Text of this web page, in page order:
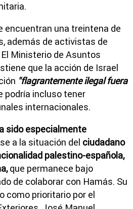
encuentran una treintena de
además de activistas de
Ministerio de Asuntos
que la acción de Israel
"flagrantemente ilegal fuera
podría incluso tener
internacionales.
sido especialmente
a la situación del ciudadano
palestino-española,
que permanece bajo
de colaborar con Hamás. Su
como prioritario por el